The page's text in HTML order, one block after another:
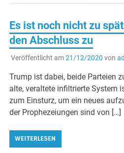
Es ist noch nicht zu
den Abschluss zu
Veröffentlicht am21/12/2020 von
Trump ist dabei, beide Parteien
alte, veraltete infiltrierte System
zum Einsturz, um ein neues
der Prophezeiungen sind von […]
WEITERLESEN